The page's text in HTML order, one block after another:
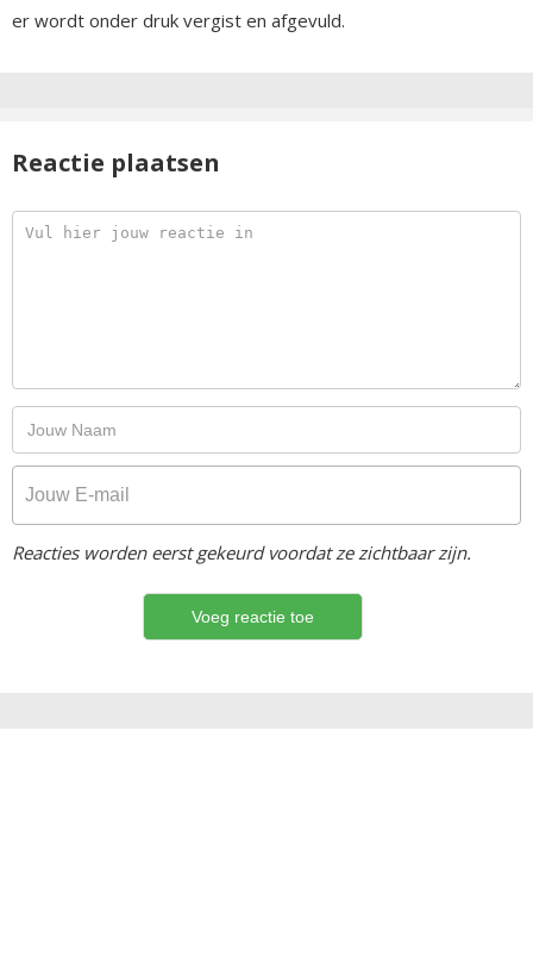
er wordt onder druk vergist en afgevuld.
Reactie plaatsen
Reacties worden eerst gekeurd voordat ze zichtbaar zijn.